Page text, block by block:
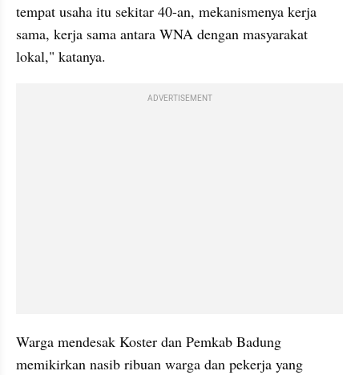
tempat usaha itu sekitar 40-an, mekanismenya kerja
sama, kerja sama antara WNA dengan masyarakat
lokal," katanya.
ADVERTISEMENT
Warga mendesak Koster dan Pemkab Badung
memikirkan nasib ribuan warga dan pekerja yang